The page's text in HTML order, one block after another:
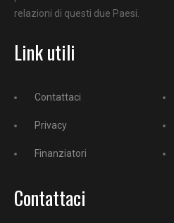
relazioni di questi due Paesi.
Link utili
Contattaci
Privacy
Finanziatori
Contattaci